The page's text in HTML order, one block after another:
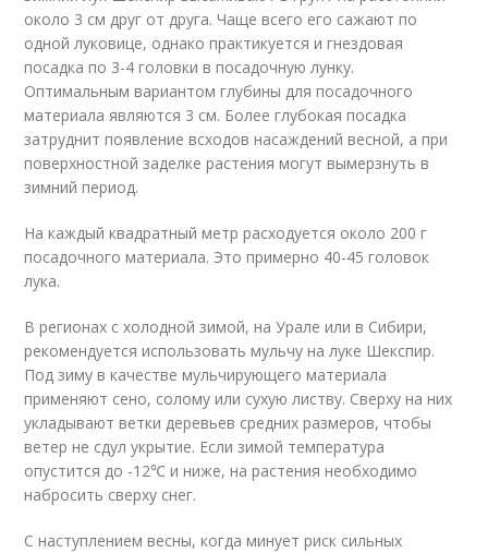
около 3 см друг от друга. Чаще всего его сажают по
одной луковице, однако практикуется и гнездовая
посадка по 3-4 головки в посадочную лунку.
Оптимальным вариантом глубины для посадочного
материала являются 3 см. Более глубокая посадка
затруднит появление всходов насаждений весной, а при
поверхностной заделке растения могут вымерзнуть в
зимний период.
На каждый квадратный метр расходуется около 200 г
посадочного материала. Это примерно 40-45 головок
лука.
В регионах с холодной зимой, на Урале или в Сибири,
рекомендуется использовать мульчу на луке Шекспир.
Под зиму в качестве мульчирующего материала
применяют сено, солому или сухую листву. Сверху на них
укладывают ветки деревьев средних размеров, чтобы
ветер не сдул укрытие. Если зимой температура
опустится до -12℃ и ниже, на растения необходимо
набросить сверху снег.
С наступлением весны, когда минует риск сильных